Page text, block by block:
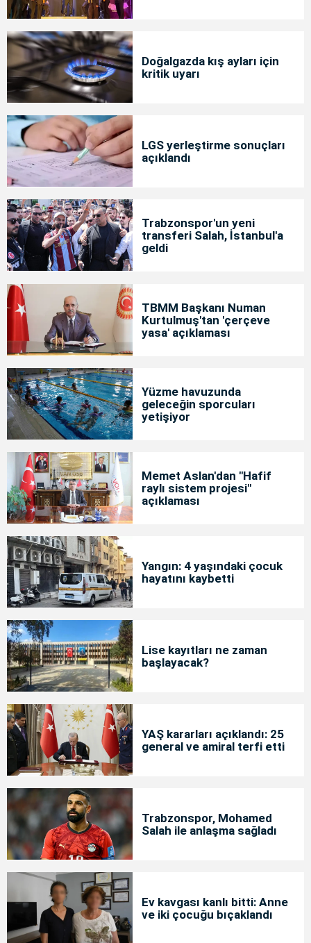
Doğalgazda kış ayları için
kritik uyarı
LGS yerleştirme sonuçları
açıklandı
Trabzonspor'un yeni
transferi Salah, İstanbul'a
geldi
TBMM Başkanı Numan
Kurtulmuş'tan 'çerçeve
yasa' açıklaması
Yüzme havuzunda
geleceğin sporcuları
yetişiyor
Memet Aslan'dan "Hafif
raylı sistem projesi"
açıklaması
Yangın: 4 yaşındaki çocuk
hayatını kaybetti
Lise kayıtları ne zaman
başlayacak?
YAŞ kararları açıklandı: 25
general ve amiral terfi etti
Trabzonspor, Mohamed
Salah ile anlaşma sağladı
Ev kavgası kanlı bitti: Anne
ve iki çocuğu bıçaklandı